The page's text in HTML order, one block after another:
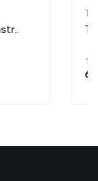
albastr..